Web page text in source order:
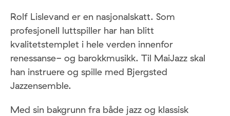
Rolf Lislevand er en nasjonalskatt. Som
profesjonell luttspiller har han blitt
kvalitetstemplet i hele verden innenfor
renessanse- og barokkmusikk. Til MaiJazz skal
han instruere og spille med Bjergsted
Jazzensemble.
Med sin bakgrunn fra både jazz og klassisk